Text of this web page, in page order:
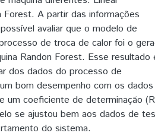
A partir das informações
avaliar que o modelo de
de troca de calor foi o
Randon Forest. Esse resultado
dos dados do processo de
bom desempenho com os
um coeficiente de determinação
se ajustou bem aos dados de
do sistema.